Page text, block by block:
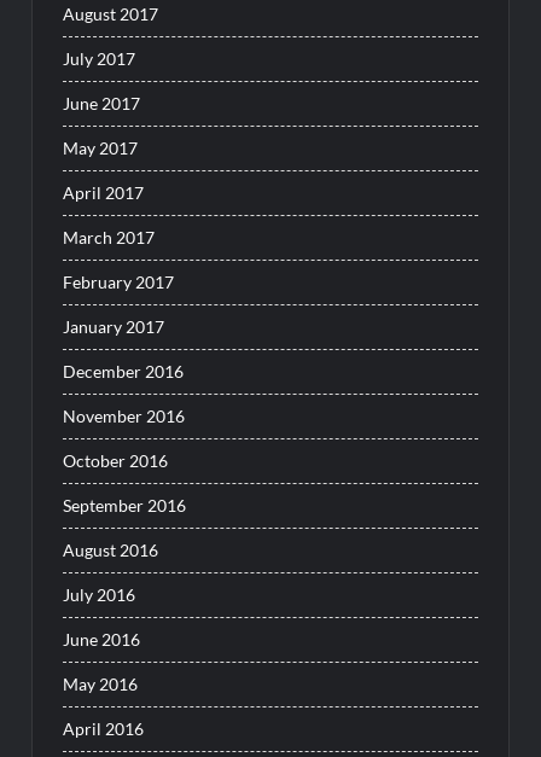
August 2017
July 2017
June 2017
May 2017
April 2017
March 2017
February 2017
January 2017
December 2016
November 2016
October 2016
September 2016
August 2016
July 2016
June 2016
May 2016
April 2016